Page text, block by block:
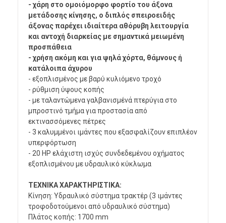
- χάρη στο ομοιόμορφο φορτίο του άξονα
μετάδοσης κίνησης, ο διπλός σπειροειδής
άξονας παρέχει ιδιαίτερα αθόρυβη λειτουργία
και αντοχή διαρκείας με σημαντικά μειωμένη
προσπάθεια
- χρήση ακόμη και για ψηλά χόρτα, θάμνους ή
κατάλοιπα άχυρου
- εξοπλισμένος με βαρύ κυλιόμενο τροχό
- ρύθμιση ύψους κοπής
- με ταλαντώμενα γαλβανισμένά πτερύγια στο
μπροστινό τμήμα για προστασία από
εκτινασσόμενες πέτρες
- 3 καλυμμένοι ιμάντες που εξασφαλίζουν επιπλέον
υπερφόρτωση
- 20 HP ελάχιστη ισχύς συνδεδεμένου οχήματος
εξοπλισμένου με υδραυλικό κύκλωμα
ΤΕΧΝΙΚΑ ΧΑΡΑΚΤΗΡΙΣΤΙΚΑ:
Κίνηση: Υδραυλικό σύστημα τρακτέρ (3 ιμάντες
τροφοδοτούμενοι από υδραυλικό σύστημα)
Πλάτος κοπής: 1700 mm